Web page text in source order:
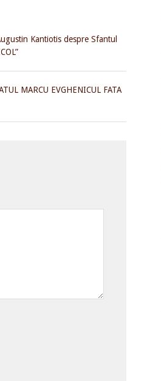
Kantiotis despre Sfantul
MARCU EVGHENICUL FATA